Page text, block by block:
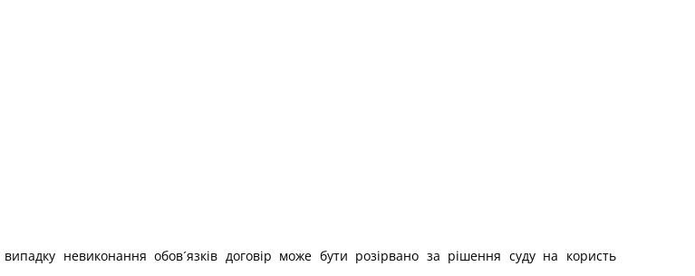
невиконання обов´язків договір може бути розірвано за рішення суду на користь